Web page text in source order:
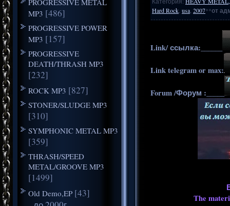
MP3 [486]
PROGRESSIVE POWER
MP3 [157]
PROGRESSIVE
DEATH/THRASH MP3
[232]
ROCK MP3 [827]
STONER/SLUDGE MP3
[310]
SYMPHONIC METAL MP3
[359]
THRASH/SPEED
METAL/GROOVE MP3
[1499]
Old Demo,EP [43]
Hard Rock usa 2007**от
Link/ ссылка:______
Link telegram or max:
Forum /Форум :_____
The